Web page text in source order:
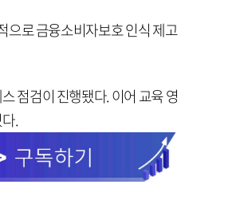
으로 금융소비자보호 인식 제고
점검이 진행됐다. 이어 교육 영
.